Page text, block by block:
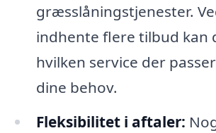
græsslåningstjenester.
indhente flere tilbud kan
hvilken service der
dine behov.
Fleksibilitet i aftaler: